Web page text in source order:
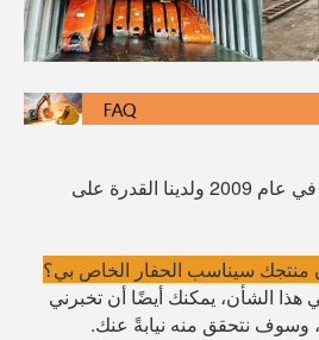
ج: نعم، تم إنشاء مصنعنا في عام 2009 ولدينا القدرة على
سيناسب الحفار الخاص بي؟
الشأن، يمكنك أيضًا أن تخبرني
وسوف نتحقق منه نيابةً عنك.